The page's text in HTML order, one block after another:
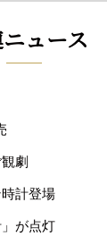
ュース
劇
計登場
が点灯